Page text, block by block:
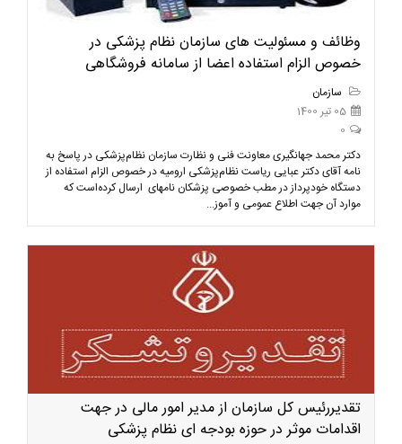
وظائف و مسئولیت های سازمان نظام پزشکی در
خصوص الزام استفاده اعضا از سامانه فروشگاهی
سازمان
05 تیر 1400
0
دکتر محمد جهانگیری معاونت فنی و نظارت سازمان نظام‌پزشکی در پاسخ به
نامه آقای دکتر عبایی ریاست نظام‌پزشکی ارومیه در خصوص الزام استفاده از
دستگاه خودپرداز در مطب خصوصی پزشکان نامهای ارسال کرده‌است که
موارد آن جهت اطلاع عمومی و آموز...
تقدیررئیس کل سازمان از مدیر امور مالی در جهت
اقدامات موثر در حوزه بودجه ای نظام پزشکی